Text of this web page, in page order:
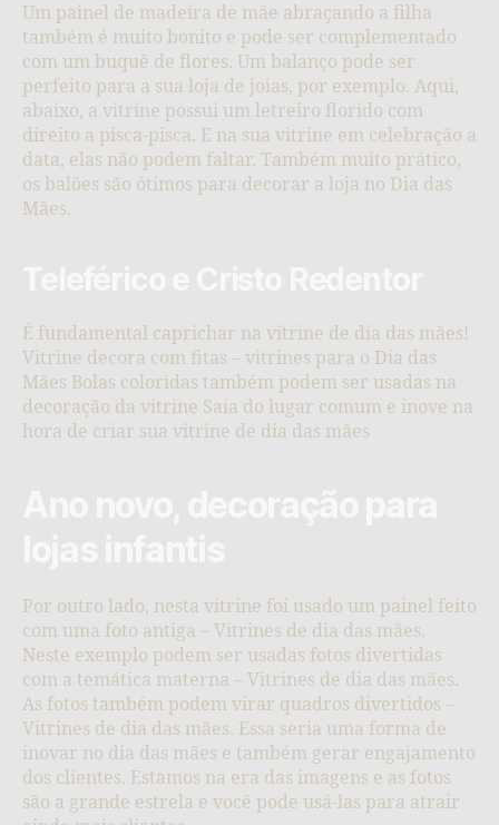
Um painel de madeira de mãe abraçando a filha
também é muito bonito e pode ser complementado
com um buquê de flores. Um balanço pode ser
perfeito para a sua loja de joias, por exemplo. Aqui,
abaixo, a vitrine possui um letreiro florido com
direito a pisca-pisca. E na sua vitrine em celebração a
data, elas não podem faltar. Também muito prático,
os balões são ótimos para decorar a loja no Dia das
Mães.
É fundamental caprichar na vitrine de dia das mães!
Vitrine decora com fitas – vitrines para o Dia das
Mães Bolas coloridas também podem ser usadas na
decoração da vitrine Saia do lugar comum e inove na
hora de criar sua vitrine de dia das mães
Por outro lado, nesta vitrine foi usado um painel feito
com uma foto antiga – Vitrines de dia das mães.
Neste exemplo podem ser usadas fotos divertidas
com a temática materna – Vitrines de dia das mães.
As fotos também podem virar quadros divertidos –
Vitrines de dia das mães. Essa seria uma forma de
inovar no dia das mães e também gerar engajamento
dos clientes. Estamos na era das imagens e as fotos
são a grande estrela e você pode usá-las para atrair